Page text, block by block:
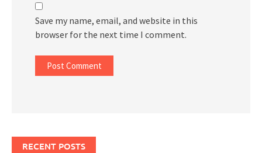
Save my name, email, and website in this
browser for the next time I comment.
RECENT POSTS